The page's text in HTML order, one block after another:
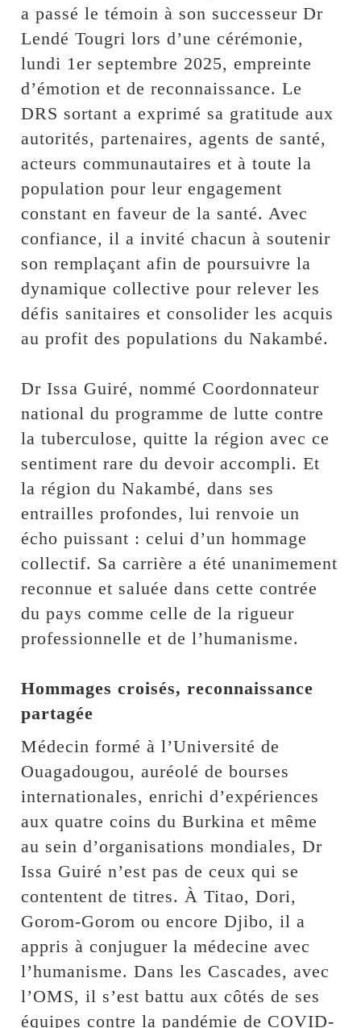
a passé le témoin à son successeur Dr
Lendé Tougri lors d’une cérémonie,
lundi 1er septembre 2025, empreinte
d’émotion et de reconnaissance. Le
DRS sortant a exprimé sa gratitude aux
autorités, partenaires, agents de santé,
acteurs communautaires et à toute la
population pour leur engagement
constant en faveur de la santé. Avec
confiance, il a invité chacun à soutenir
son remplaçant afin de poursuivre la
dynamique collective pour relever les
défis sanitaires et consolider les acquis
au profit des populations du Nakambé.
‎Dr Issa Guiré, nommé Coordonnateur
national du programme de lutte contre
la tuberculose, quitte la région avec ce
sentiment rare du devoir accompli. Et
la région du Nakambé, dans ses
entrailles profondes, lui renvoie un
écho puissant : celui d’un hommage
collectif. Sa carrière a été unanimement
reconnue et saluée dans cette contrée
du pays comme celle de la rigueur
professionnelle et de l’humanisme.
Hommages croisés, reconnaissance
partagée
‎Médecin formé à l’Université de
Ouagadougou, auréolé de bourses
internationales, enrichi d’expériences
aux quatre coins du Burkina et même
au sein d’organisations mondiales, Dr
Issa Guiré n’est pas de ceux qui se
contentent de titres. À Titao, Dori,
Gorom-Gorom ou encore Djibo, il a
appris à conjuguer la médecine avec
l’humanisme. Dans les Cascades, avec
l’OMS, il s’est battu aux côtés de ses
équipes contre la pandémie de COVID-